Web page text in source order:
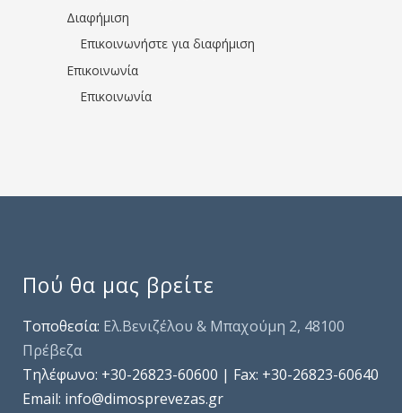
Διαφήμιση
Επικοινωνήστε για διαφήμιση
Επικοινωνία
Επικοινωνία
Πού θα μας βρείτε
Τοποθεσία: Ελ.Βενιζέλου & Μπαχούμη 2, 48100
Πρέβεζα
Τηλέφωνo: +30-26823-60600 | Fax: +30-26823-60640
Email: info@dimosprevezas.gr